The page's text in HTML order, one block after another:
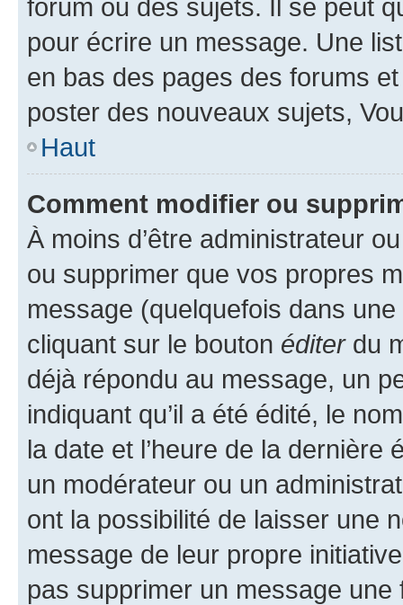
forum ou des sujets. Il se peut
pour écrire un message. Une
en bas des pages des forums
poster des nouveaux sujets,
Haut
Comment modifier ou
À moins d’être administrateur
ou supprimer que vos propres
message (quelquefois dans
cliquant sur le bouton éditerdu
déjà répondu au message, un
indiquant qu’il a été édité, le
la date et l’heure de la dernière
un modérateur ou un
ont la possibilité de laisser une
message de leur propre
pas supprimer un message une